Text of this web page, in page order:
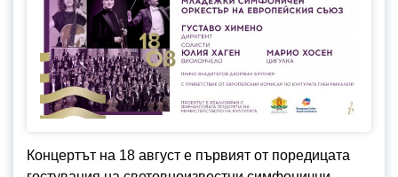
Концертът на 18 август е първият от поредицата